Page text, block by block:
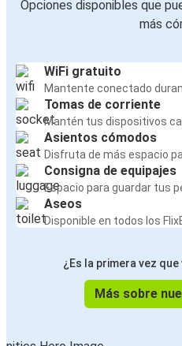
Opciones disponibles que
más
WiFi gratuito
Mantente conectado
Tomas de corriente
Mantén tus dispositivos
Asientos cómodos
Disfruta de más espacio
Consigna de equipajes
Espacio para guardar tus
Aseos
Disponible en todos los
¿Es la primera vez
Más sobre